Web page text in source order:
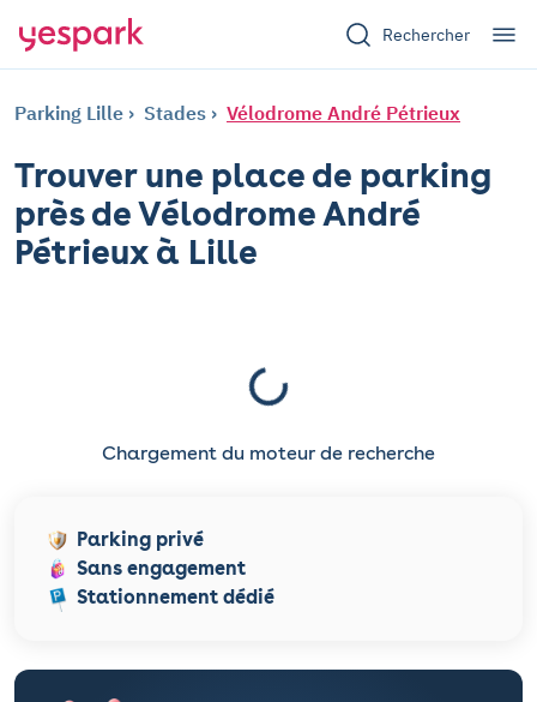
Rechercher
Parking Lille Stades Vélodrome André Pétrieux
Trouver une place de parking
près de Vélodrome André
Pétrieux à Lille
Chargement du moteur de recherche
Parking privé
Sans engagement
Stationnement dédié